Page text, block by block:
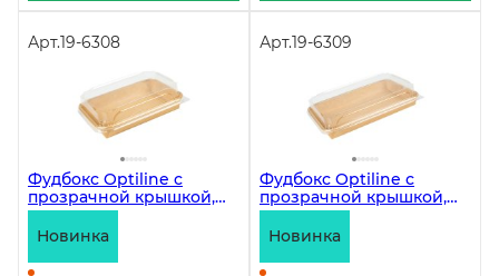
Арт.19-6308
Фудбокс Optiline с
прозрачной крышкой,
650 мл, 166х115х48 мм,
крафт, 300 штук
Новинка
Арт.19-6309
Фудбокс Optiline с
прозрачной крышкой,
1000 мл, 220х139х48 мм,
крафт, 200 штук
Новинка